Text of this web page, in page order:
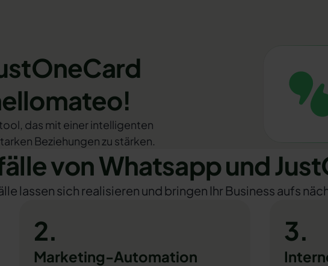
das mit einer intelligenten
Beziehungen zu stärken.
von Whatsapp und
lassen sich realisieren und bringen Ihr Business aufs
2.
Marketing-Automation
3.